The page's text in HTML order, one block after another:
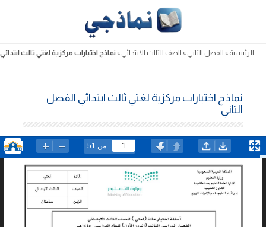
Skip
to
content
الرئيسية » الفصل الثاني » الصف الثالث الابتدائي »نماذج اختبارات مركزية لغتي ثالث
نماذج اختبارات مركزية لغتي ثالث ابتدائي الفصل
الثاني